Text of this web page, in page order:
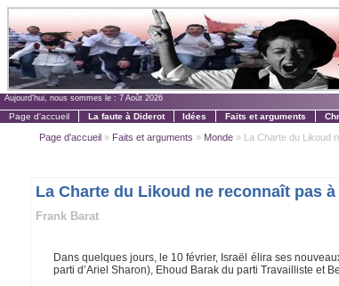
Aujourd'hui, nous sommes le : 7 Août 2026
Page d'accueil La faute à Diderot Idées Faits et arguments
Page d'accueil» Faits et arguments » Monde» La Charte du Likoud
La Charte du Likoud ne reconnaît pas
Frank Barat
Dans quelques jours, le 10 février, Israël élira ses
parti d’Ariel Sharon), Ehoud Barak du parti Travailliste et